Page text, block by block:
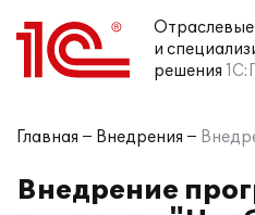
Отраслевые
и
решения
Главная Внедрения
Внедрение